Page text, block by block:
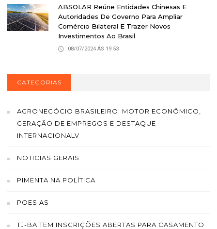
ABSOLAR Reúne Entidades Chinesas E
Autoridades De Governo Para Ampliar
Comércio Bilateral E Trazer Novos
Investimentos Ao Brasil
08/07/2024 ÁS 19:53
CATEGORIAS
AGRONEGÓCIO BRASILEIRO: MOTOR ECONÔMICO,
GERAÇÃO DE EMPREGOS E DESTAQUE
INTERNACIONALV
NOTICIAS GERAIS
PIMENTA NA POLÍTICA
POESIAS
TJ-BA TEM INSCRIÇÕES ABERTAS PARA CASAMENTO